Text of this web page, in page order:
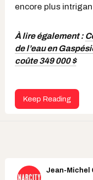
encore plus
À lire également :
de l’eau en
coûte 349 000 $
Keep Reading
Jean-Michel